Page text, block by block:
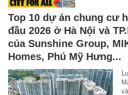
Top 10 dự án chung cư
đầu 2026 ở Hà Nội và
của Sunshine Group,
Homes, Phú Mỹ Hưng...